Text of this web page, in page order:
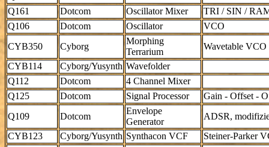
Q161
Dotcom Oscillator Mixer
TRI / SIN /
Q106
Dotcom Oscillator
VCO
CYB350
Cyborg
Morphing
Terrarium
Wavetable VCO
CYB114
Cyborg/Yusynth Wavefolder
Q112
Dotcom
4 Channel Mixer
Q125
Dotcom Signal Processor
Gain - Offset -
Q109
Dotcom
Envelope
Generator
ADSR,
CYB123
Cyborg/Yusynth Synthacon VCF
Steiner-Parker